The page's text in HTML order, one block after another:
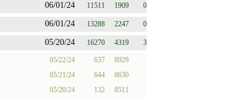
06/01/24 11511 1909 0
06/01/24 13288 2247 0
05/20/24 16270 4319 3
05/22/24 637 8929
05/21/24 644 8630
05/20/24 132 8511